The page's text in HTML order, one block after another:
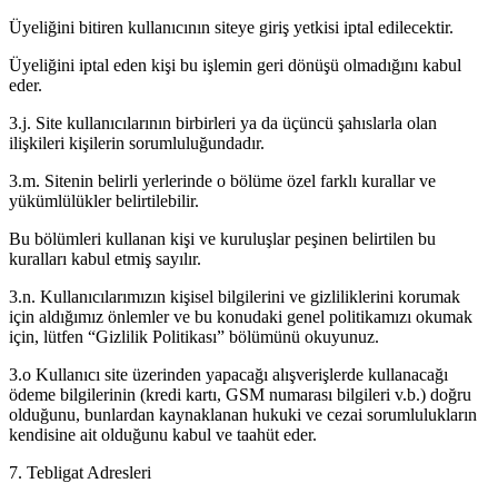
Üyeliğini bitiren kullanıcının siteye giriş yetkisi iptal edilecektir.
Üyeliğini iptal eden kişi bu işlemin geri dönüşü olmadığını kabul
eder.
3.j. Site kullanıcılarının birbirleri ya da üçüncü şahıslarla olan
ilişkileri kişilerin sorumluluğundadır.
3.m. Sitenin belirli yerlerinde o bölüme özel farklı kurallar ve
yükümlülükler belirtilebilir.
Bu bölümleri kullanan kişi ve kuruluşlar peşinen belirtilen bu
kuralları kabul etmiş sayılır.
3.n. Kullanıcılarımızın kişisel bilgilerini ve gizliliklerini korumak
için aldığımız önlemler ve bu konudaki genel politikamızı okumak
için, lütfen “Gizlilik Politikası” bölümünü okuyunuz.
3.o Kullanıcı site üzerinden yapacağı alışverişlerde kullanacağı
ödeme bilgilerinin (kredi kartı, GSM numarası bilgileri v.b.) doğru
olduğunu, bunlardan kaynaklanan hukuki ve cezai sorumlulukların
kendisine ait olduğunu kabul ve taahüt eder.
7. Tebligat Adresleri